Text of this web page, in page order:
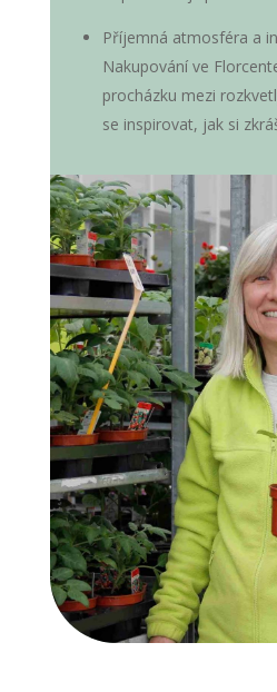
Příjemná atmosféra a
Nakupování ve
procházku mezi
se inspirovat, jak si